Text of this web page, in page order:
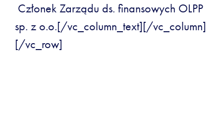
Członek Zarządu ds. finansowych OLPP
sp. z o.o.[/vc_column_text][/vc_column]
[/vc_row]